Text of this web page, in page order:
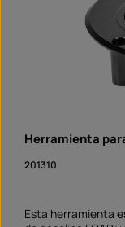
Herramienta
201310
Esta herramienta